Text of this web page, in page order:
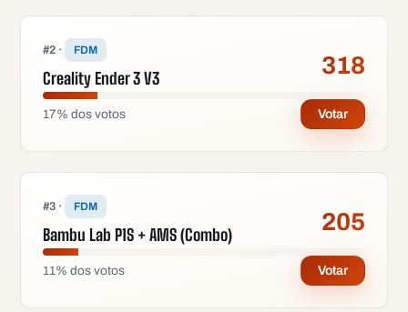
#2 · FDM
Creality Ender 3 V3 318
17% dos votos Votar
#3 · FDM
Bambu Lab P1S + AMS (Combo) 205
11% dos votos Votar